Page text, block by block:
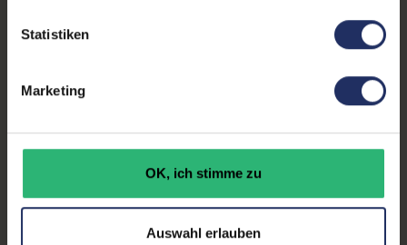
Statistiken
Marketing
OK, ich stimme zu
Auswahl erlauben
Datenspeicher:
GHz